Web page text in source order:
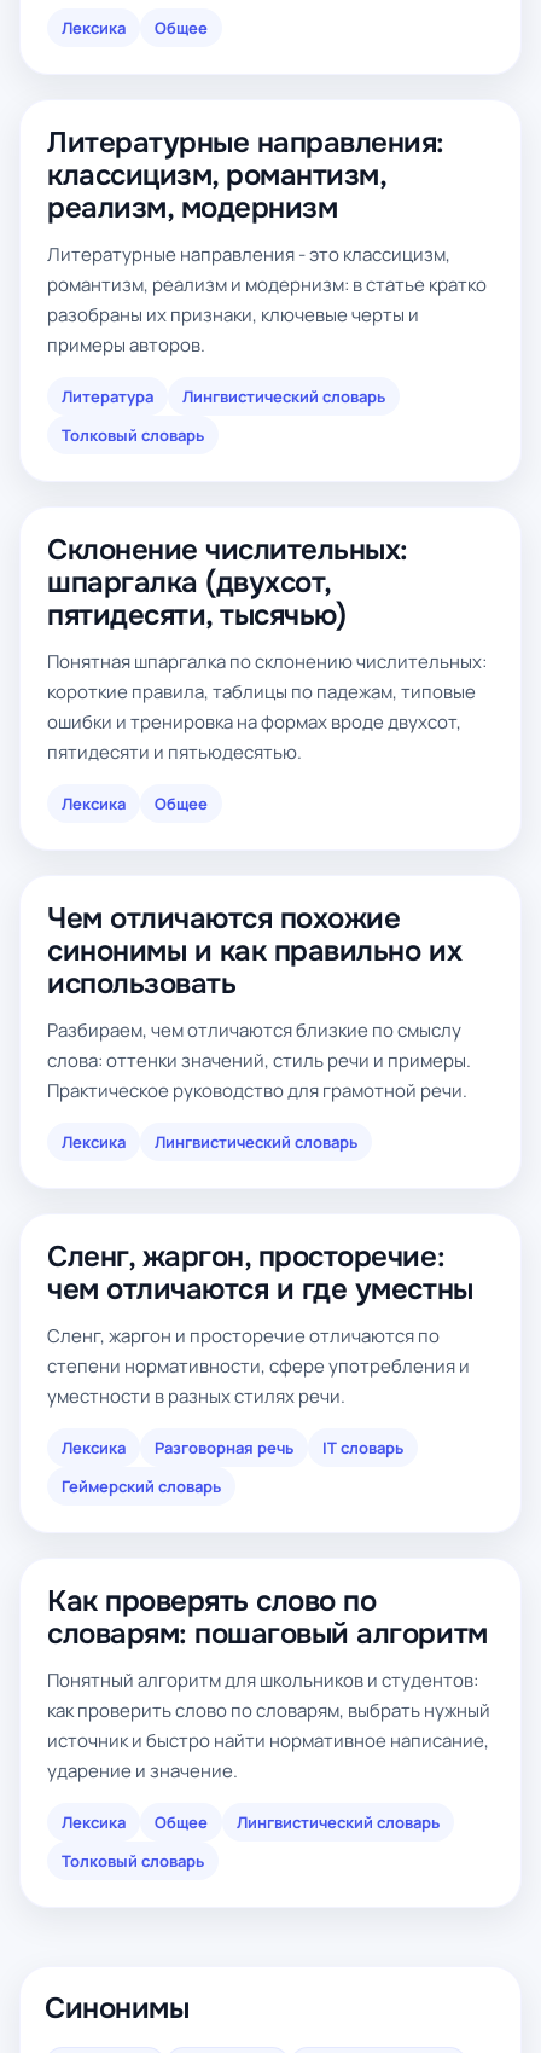
Лексика Общее
Литературные направления:
классицизм, романтизм,
реализм, модернизм
Литературные направления - это классицизм,
романтизм, реализм и модернизм: в статье кратко
разобраны их признаки, ключевые черты и
примеры авторов.
Литература
Лингвистический словарь
Толковый словарь
Склонение числительных:
шпаргалка (двухсот,
пятидесяти, тысячью)
Понятная шпаргалка по склонению числительных:
короткие правила, таблицы по падежам, типовые
ошибки и тренировка на формах вроде двухсот,
пятидесяти и пятьюдесятью.
Лексика Общее
Чем отличаются похожие
синонимы и как правильно их
использовать
Разбираем, чем отличаются близкие по смыслу
слова: оттенки значений, стиль речи и примеры.
Практическое руководство для грамотной речи.
Лексика Лингвистический словарь
Сленг, жаргон, просторечие:
чем отличаются и где уместны
Сленг, жаргон и просторечие отличаются по
степени нормативности, сфере употребления и
уместности в разных стилях речи.
Лексика Разговорная речь
IT словарь
Геймерский словарь
Как проверять слово по
словарям: пошаговый алгоритм
Понятный алгоритм для школьников и студентов:
как проверить слово по словарям, выбрать нужный
источник и быстро найти нормативное написание,
ударение и значение.
Лексика Общее
Лингвистический словарь
Толковый словарь
Синонимы